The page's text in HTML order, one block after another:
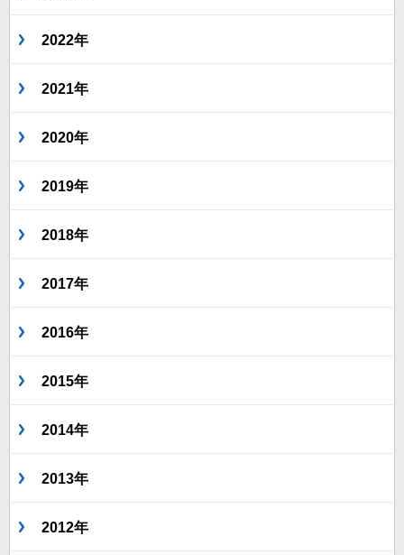
2022年
2021年
2020年
2019年
2018年
2017年
2016年
2015年
2014年
2013年
2012年